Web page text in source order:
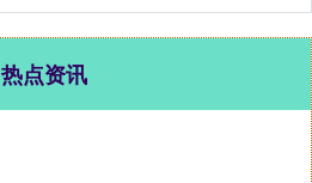
热点资讯